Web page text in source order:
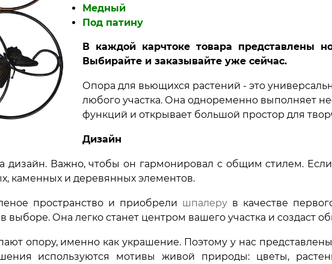
Медный
Под патину
В каждой карчтоке товара представлены
Выбирайте и заказывайте уже сейчас.
Опора для вьющихся растений - это
любого участка. Она одноременно выполняет
функций и открывает большой простор для
Дизайн
дизайн. Важно, чтобы он гармонировал с общим стилем. Если
каменных и деревянных элементов.
пространство и приобрели шпалеру в качестве
выборе. Она легко станет центром вашего участка и создаст
опору, именно как украшение. Поэтому у нас
используются мотивы живой природы: цветы,